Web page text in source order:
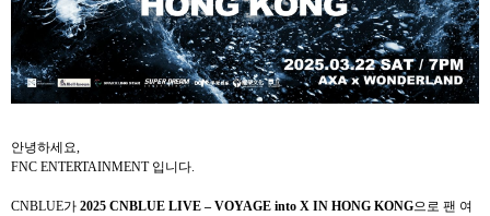
안녕하세요,
FNC ENTERTAINMENT 입니다.
CNBLUE가 2025 CNBLUE LIVE – VOYAGE into X IN HONG KONG으로 팬 여